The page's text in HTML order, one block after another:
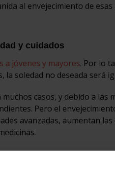
al envejecimiento de
y cuidados
a jóvenes y mayores. Por lo
soledad no deseada será
casos, y debido a las
Pero el
avanzadas, aumentan
La situación actual de
precarias, debe
el riesgo de colapsar. Es